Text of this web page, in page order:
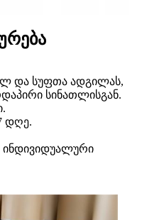
და სუფთა ადგილას,
სინათლისგან.
დღე.
ინდივიდუალური